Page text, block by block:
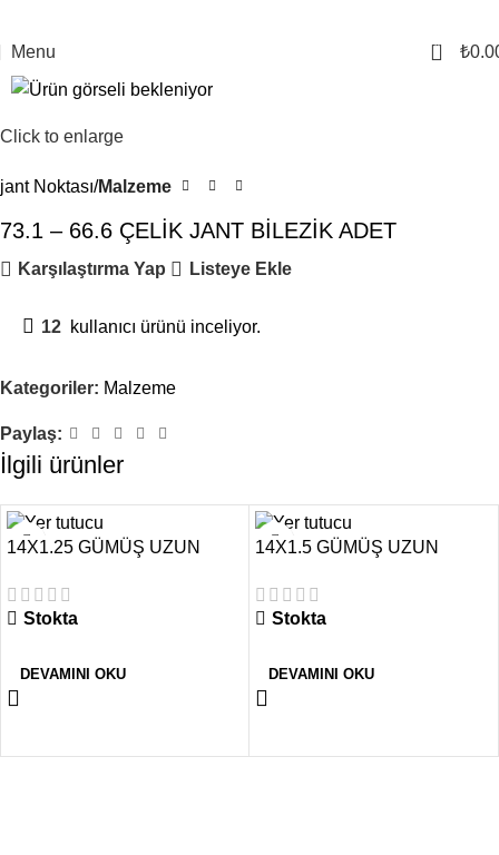
Menu 0 ₺
Click to enlarge
jant Noktası Malzeme
73.1 – 66.6 ÇELİK JANT BİLEZİK ADET
Karşılaştırma Yap Listeye Ekle
12 kullanıcı ürünü inceliyor.
Kategoriler: Malzeme
Paylaş:
İlgili ürünler
14X1.25 GÜMÜŞ UZUN
Stokta
DEVAMINI OKU
14X1.5 GÜMÜŞ UZUN
Stokta
DEVAMINI OKU